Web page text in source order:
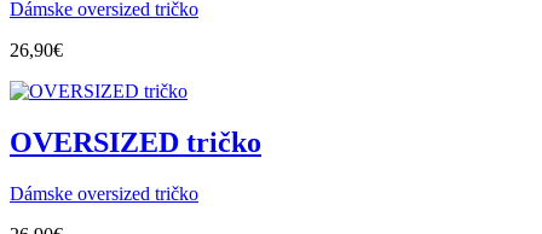
Dámske oversized tričko
26,90€
OVERSIZED tričko
Dámske oversized tričko